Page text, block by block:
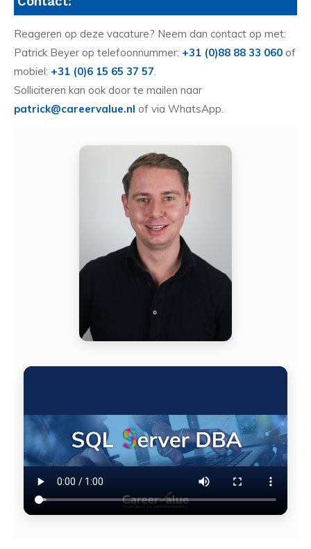
Reageren op deze vacature? Neem dan contact op met:
Patrick Beyer op telefoonnummer: +31 (0)88 88 33 060 of
mobiel: +31 (0)6 15 65 37 57.
Solliciteren kan ook door te mailen naar
patrick@careervalue.nl of via WhatsApp.